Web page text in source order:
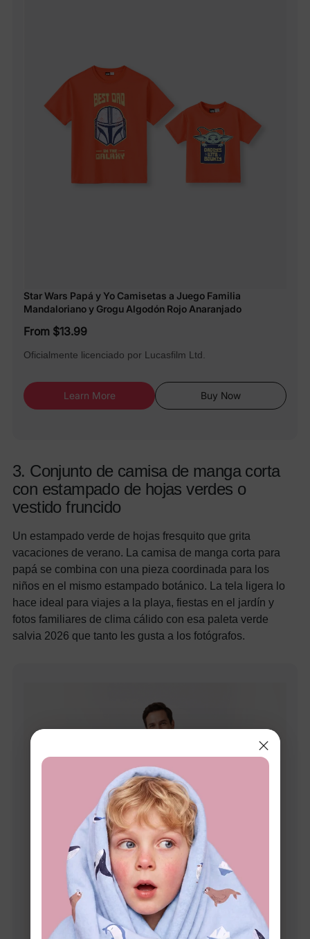
Star Wars Papá y Yo Camisetas a Juego Familia
Mandaloriano y Grogu Algodón Rojo Anaranjado
From $13.99
Oficialmente licenciado por Lucasfilm Ltd.
Learn More Buy Now
3. Conjunto de camisa de manga corta
con estampado de hojas verdes o
vestido fruncido
Un estampado verde de hojas fresquito que grita
vacaciones de verano. La camisa de manga corta para
papá se combina con una pieza coordinada para los
niños en el mismo estampado botánico. La tela ligera lo
hace ideal para viajes a la playa, fiestas en el jardín y
fotos familiares de clima cálido con esa paleta verde
salvia 2026 que tanto les gusta a los fotógrafos.